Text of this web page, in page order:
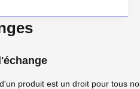
produit est un droit pour tous